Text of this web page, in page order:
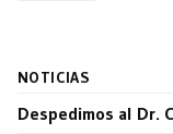
NOTICIAS
Despedimos al Dr.